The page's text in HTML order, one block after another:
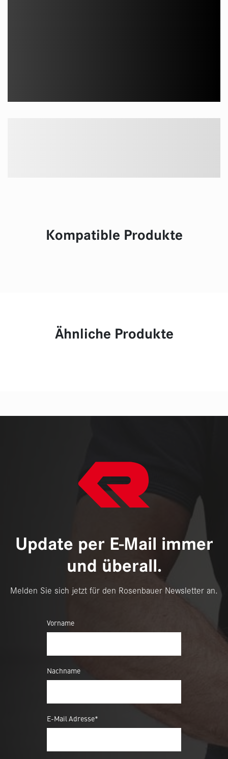
Kompatible Produkte
Ähnliche Produkte
Update per E-Mail immer
und überall.
Melden Sie sich jetzt für den Rosenbauer Newsletter an.
Vorname
Nachname
E-Mail Adresse*